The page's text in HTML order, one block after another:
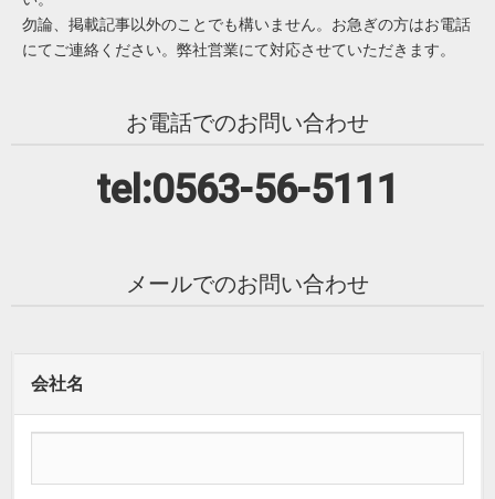
勿論、掲載記事以外のことでも構いません。お急ぎの方はお電話
にてご連絡ください。弊社営業にて対応させていただきます。
お電話でのお問い合わせ
tel:0563-56-5111
メールでのお問い合わせ
会社名